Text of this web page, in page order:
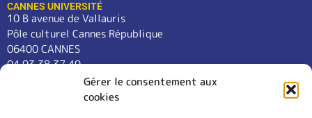
Gérer le consentement aux
cookies
CANNES UNIVERSITÉ
10 B avenue de Vallauris
Pôle culturel Cannes République
06400 CANNES
04 93 38 37 49
contact@cannes-universite.fr